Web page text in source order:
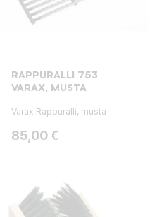
RAPPURALLI 753
VARAX, MUSTA
Varax Rappuralli, musta
Hinta
85,00 €